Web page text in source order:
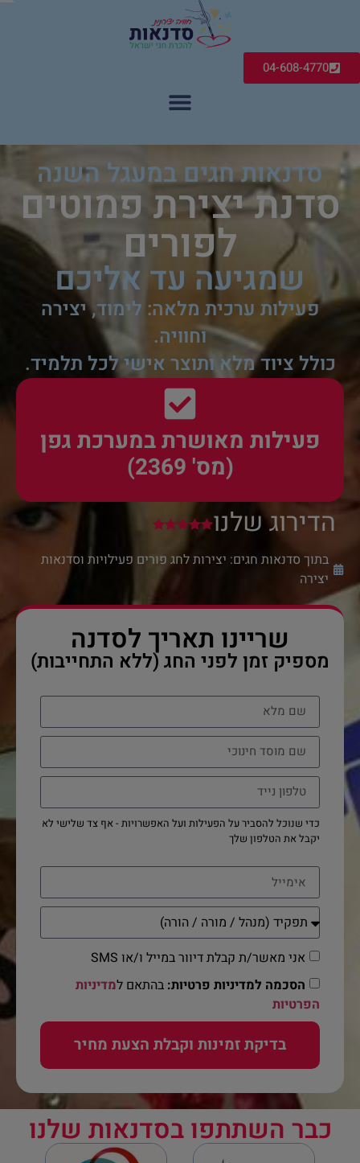
04-608-4770
סדנאות חגים במעגל השנה
סדנת יצירת פמוטים
לפורים
שמגיעה עד אליכם
פעילות ערכית מלאה: לימוד, יצירה
וחוויה.
כולל ציוד מלא ותוצר אישי לכל תלמיד.
פעילות מאושרת במערכת גפן
(מס' 2369)
הדירוג שלנו
בתוך סדנאות חגים: יצירות לחג פורים פעילויות וסדנאות
יצירה
שריינו תאריך לסדנה
מספיק זמן לפני החג (ללא התחייבות)
כדי שנוכל להסביר על הפעילות ועל האפשרויות - אף צד שלישי לא
יקבל את הטלפון שלך
אני מאשר/ת קבלת דיוור במייל ו/או SMS
הסכמה למדיניות פרטיות: בהתאם למדיניות
הפרטיות
בדיקת זמינות וקבלת הצעת מחיר
כבר השתתפו בסדנאות שלנו